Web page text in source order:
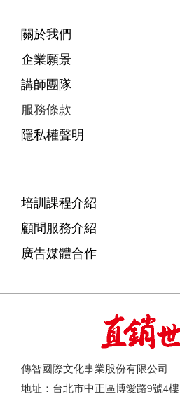
關於我們
企業願景
講師團隊
服務條款
隱私權聲明
培訓課程介紹
顧問服務介紹
廣告媒體合作
傳智國際文化事業股份有限公司
地址：台北市中正區博愛路9號4樓